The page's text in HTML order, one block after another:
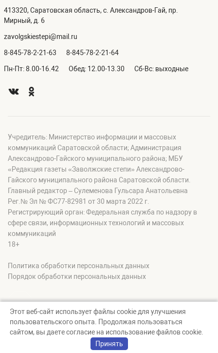
413320, Саратовская область, с. Александров-Гай, пр.
Мирный, д. 6
zavolgskiestepi@mail.ru
8-845-78-2-21-63 8-845-78-2-21-64
Пн-Пт: 8.00-16.42 Обед: 12.00-13.30 Сб-Вс: выходные
Учредитель: Министерство информации и массовых
коммуникаций Саратовской области; Администрация
Александрово-Гайского муниципального района; МБУ
«Редакция газеты «Заволжские степи» Александрово-
Гайского муниципального района Саратовской области.
Главный редактор – Сулеменова Гульсара Анатольевна
Рег.№ Эл № ФС77-82981 от 30 марта 2022 г.
Регистрирующий орган: Федеральная служба по надзору в
сфере связи, информационных технологий и массовых
коммуникаций
18+
Политика обработки персональных данных
Порядок обработки персональных данных
© zavolgskiestepi, 2026
Создание сайта — nopreset
Этот веб-сайт использует файлы cookie для улучшения
пользовательского опыта. Продолжая пользоваться
сайтом, вы даете согласие на использование файлов cookie.
Принять